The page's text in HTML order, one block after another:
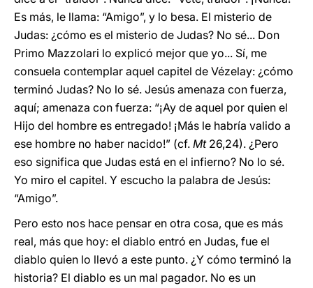
Es más, le llama: “Amigo”, y lo besa. El misterio de
Judas: ¿cómo es el misterio de Judas? No sé... Don
Primo Mazzolari lo explicó mejor que yo... Sí, me
consuela contemplar aquel capitel de Vézelay: ¿cómo
terminó Judas? No lo sé. Jesús amenaza con fuerza,
aquí; amenaza con fuerza: “¡Ay de aquel por quien el
Hijo del hombre es entregado! ¡Más le habría valido a
ese hombre no haber nacido!” (cf. Mt26,24). ¿Pero
eso significa que Judas está en el infierno? No lo sé.
Yo miro el capitel. Y escucho la palabra de Jesús:
“Amigo”.
Pero esto nos hace pensar en otra cosa, que es más
real, más que hoy: el diablo entró en Judas, fue el
diablo quien lo llevó a este punto. ¿Y cómo terminó la
historia? El diablo es un mal pagador. No es un